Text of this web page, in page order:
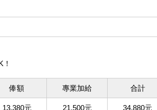
俸額 專業加給 合計
13,380元 21,500元 34,880元